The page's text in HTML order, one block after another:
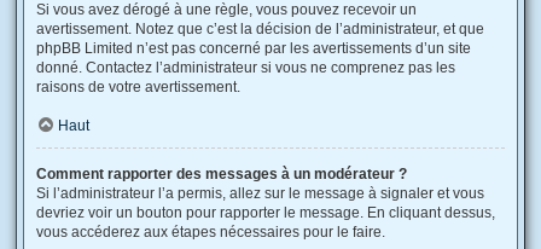
Si vous avez dérogé à une règle, vous pouvez recevoir un
avertissement. Notez que c’est la décision de l’administrateur, et que
phpBB Limited n’est pas concerné par les avertissements d’un site
donné. Contactez l’administrateur si vous ne comprenez pas les
raisons de votre avertissement.
Haut
Comment rapporter des messages à un modérateur ?
Si l’administrateur l’a permis, allez sur le message à signaler et vous
devriez voir un bouton pour rapporter le message. En cliquant dessus,
vous accéderez aux étapes nécessaires pour le faire.